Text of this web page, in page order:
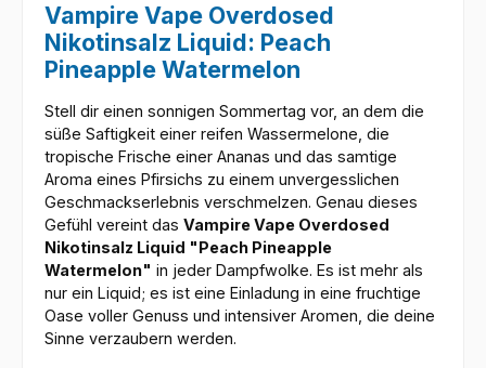
Vampire Vape Overdosed
Nikotinsalz Liquid: Peach
Pineapple Watermelon
Stell dir einen sonnigen Sommertag vor, an dem die
süße Saftigkeit einer reifen Wassermelone, die
tropische Frische einer Ananas und das samtige
Aroma eines Pfirsichs zu einem unvergesslichen
Geschmackserlebnis verschmelzen. Genau dieses
Gefühl vereint das Vampire Vape Overdosed
Nikotinsalz Liquid "Peach Pineapple
Watermelon" in jeder Dampfwolke. Es ist mehr als
nur ein Liquid; es ist eine Einladung in eine fruchtige
Oase voller Genuss und intensiver Aromen, die deine
Sinne verzaubern werden.